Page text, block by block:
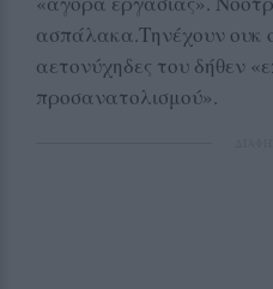
ασπάλακα.Τηνέχουν ουκ
αετονύχηδες του δήθεν
προσανατολισμού».